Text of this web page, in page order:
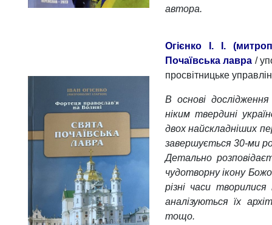
автора.
Огієнко І. І.
Почаївська лавра /
просвітницьке
В основі
ніким твердині
двох найскладніших
завершується 30-ми
Детально
чудотворну ікону
різні часи творилися
аналізуються їх
тощо.